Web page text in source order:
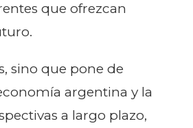
que ofrezcan
sino que pone de
argentina y la
a largo plazo,